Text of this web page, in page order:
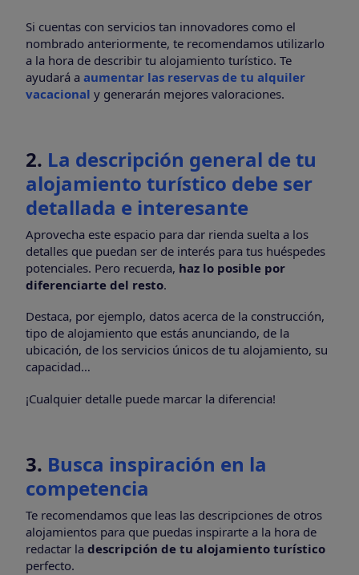
Si cuentas con servicios tan innovadores como el
nombrado anteriormente, te recomendamos utilizarlo
a la hora de describir tu alojamiento turístico. Te
ayudará a aumentar las reservas de tu alquiler
vacacional y generarán mejores valoraciones.
2. La descripción general de tu
alojamiento turístico debe ser
detallada e interesante
Aprovecha este espacio para dar rienda suelta a los
detalles que puedan ser de interés para tus huéspedes
potenciales. Pero recuerda, haz lo posible por
diferenciarte del resto.
Destaca, por ejemplo, datos acerca de la construcción,
tipo de alojamiento que estás anunciando, de la
ubicación, de los servicios únicos de tu alojamiento, su
capacidad…
¡Cualquier detalle puede marcar la diferencia!
3. Busca inspiración en la
competencia
Te recomendamos que leas las descripciones de otros
alojamientos para que puedas inspirarte a la hora de
redactar la descripción de tu alojamiento turístico
perfecto.